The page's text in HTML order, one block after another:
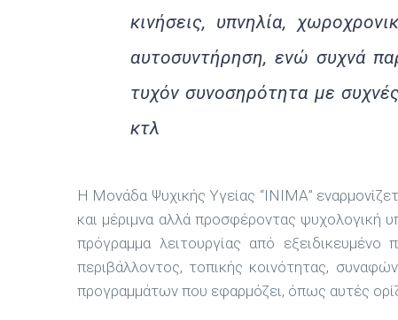
κινήσεις, υπνηλία,
αυτοσυντήρηση, ενώ συχνά
τυχόν συνοσηρότητα με
κτλ
Η Μονάδα Ψυχικής Υγείας “ΙΝΙΜΑ”
και μέριμνα αλλά προσφέροντας ψυχολογική
πρόγραμμα λειτουργίας από
περιβάλλοντος, τοπικής κοινότητας,
προγραμμάτων που εφαρμόζει, όπως αυτές